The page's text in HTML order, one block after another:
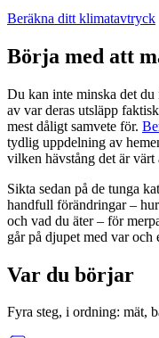
Beräkna ditt klimatavtryck
Börja med att
Du kan inte minska det
av var deras utsläpp
mest dåligt samvete för.
tydlig uppdelning av
vilken hävstång det är värt
Sikta sedan på de tunga
handfull förändringar –
och vad du äter – för
går på djupet med var och
Var du börjar
Fyra steg, i ordning: mät,